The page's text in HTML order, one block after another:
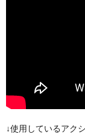
↓使用しているアク